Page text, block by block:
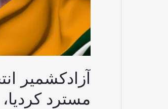
آزادکشمیر
مسترد